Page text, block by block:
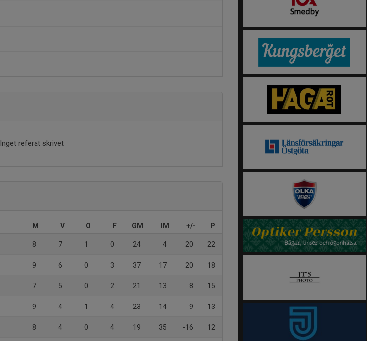
Inget referat skrivet
M V O F GM IM +/- P
8 7 1 0 24 4 20 22
9 6 0 3 37 17 20 18
7 5 0 2 21 13 8 15
9 4 1 4 23 14 9 13
8 4 0 4 19 35 -16 12